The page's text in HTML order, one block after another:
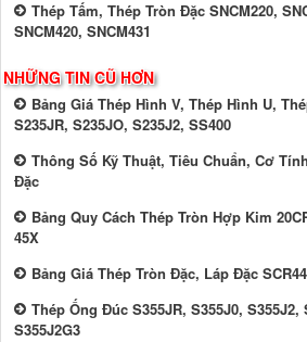
Thép Tấm, Thép Tròn Đặc SNCM220,
SNCM420, SNCM431
NHỮNG TIN CŨ HƠN
Bảng Giá Thép Hình V, Thép Hình U,
S235JR, S235JO, S235J2, SS400
Thông Số Kỹ Thuật, Tiêu Chuẩn, Cơ
Đặc
Bảng Quy Cách Thép Tròn Hợp Kim
45X
Bảng Giá Thép Tròn Đặc, Láp Đặc
Thép Ống Đúc S355JR, S355J0, S355J2,
S355J2G3